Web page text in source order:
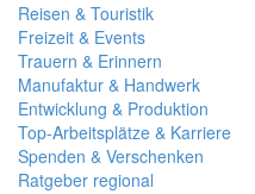
Reisen & Touristik
Freizeit & Events
Trauern & Erinnern
Manufaktur & Handwerk
Entwicklung & Produktion
Top-Arbeitsplätze & Karriere
Spenden & Verschenken
Ratgeber regional